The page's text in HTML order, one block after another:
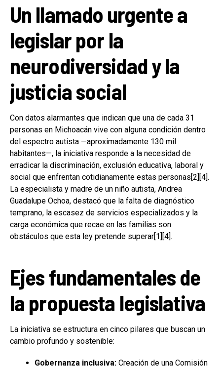
Un llamado urgente a
legislar por la
neurodiversidad y la
justicia social
Con datos alarmantes que indican que una de cada 31
personas en Michoacán vive con alguna condición dentro
del espectro autista —aproximadamente 130 mil
habitantes—, la iniciativa responde a la necesidad de
erradicar la discriminación, exclusión educativa, laboral y
social que enfrentan cotidianamente estas personas[2][4].
La especialista y madre de un niño autista, Andrea
Guadalupe Ochoa, destacó que la falta de diagnóstico
temprano, la escasez de servicios especializados y la
carga económica que recae en las familias son
obstáculos que esta ley pretende superar[1][4].
Ejes fundamentales de
la propuesta legislativa
La iniciativa se estructura en cinco pilares que buscan un
cambio profundo y sostenible:
Gobernanza inclusiva: Creación de una Comisión